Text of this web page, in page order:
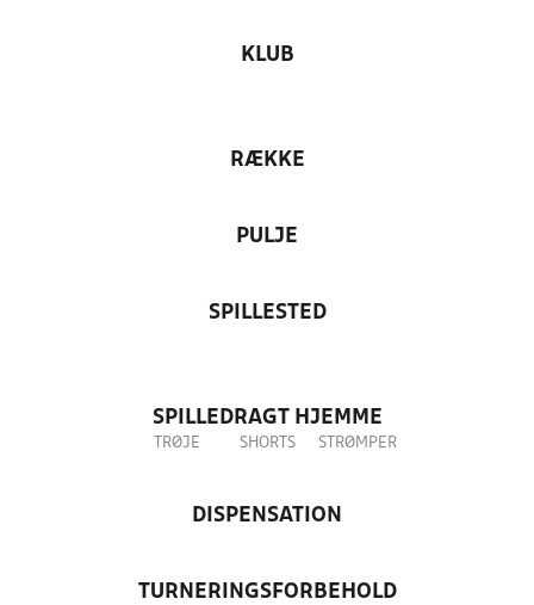
KLUB
RÆKKE
PULJE
SPILLESTED
SPILLEDRAGT HJEMME
TRØJE SHORTS STRØMPER
DISPENSATION
TURNERINGSFORBEHOLD